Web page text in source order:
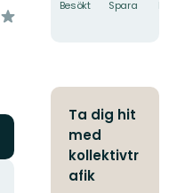
Besökt Spara
Ta dig hit
med
kollektivtr
afik